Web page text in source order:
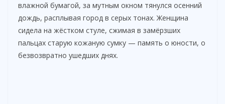
влажной бумагой, за мутным окном тянулся осенний
дождь, расплывая город в серых тонах. Женщина
сидела на жёстком стуле, сжимая в замёрзших
пальцах старую кожаную сумку — память о юности, о
безвозвратно ушедших днях.